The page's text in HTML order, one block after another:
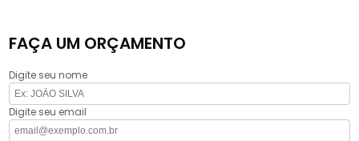
FAÇA UM ORÇAMENTO
Digite seu nome
Digite seu email